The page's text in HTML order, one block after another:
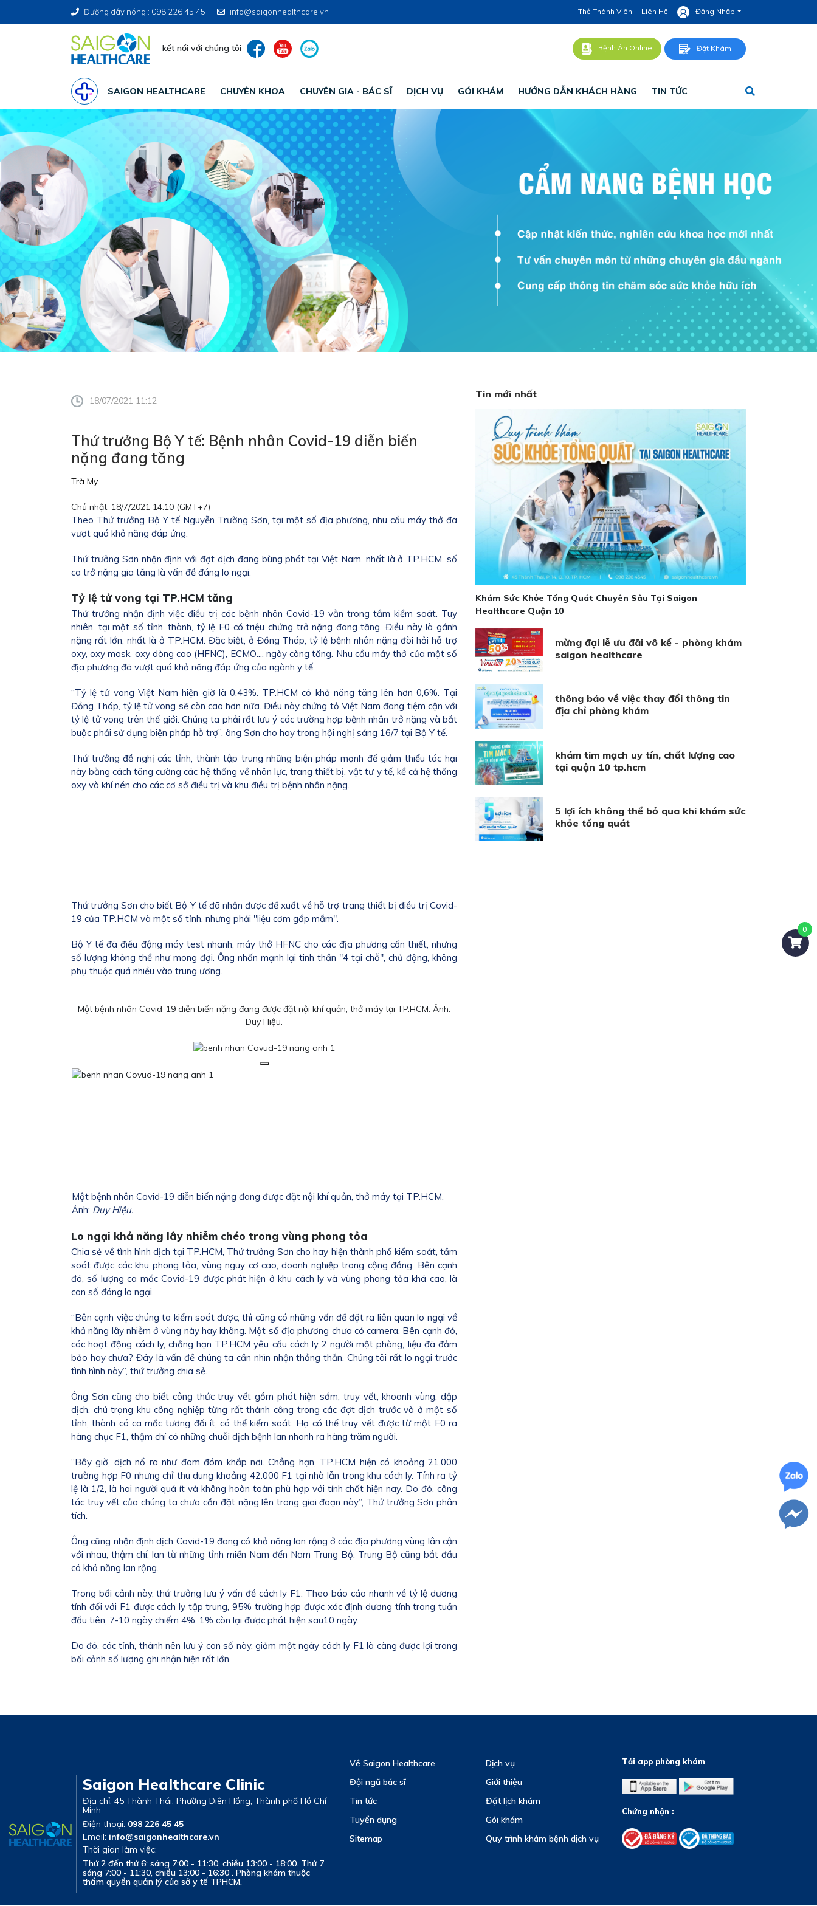
Đường dây nóng : 098 226 45 45 info@saigonhealthcare.vn Thẻ Thành Viên Liên Hệ Đăng Nhập
kết nối với chúng tôi Bệnh Án Online Đặt Khám
SAIGON HEALTHCARE CHUYÊN KHOA CHUYÊN GIA - BÁC SĨ DỊCH VỤ GÓI KHÁM HƯỚNG DẪN KHÁCH HÀNG TIN TỨC
18/07/2021 11:12
Thứ trưởng Bộ Y tế: Bệnh nhân Covid-19 diễn biến
nặng đang tăng
Trà My
Chủ nhật, 18/7/2021 14:10 (GMT+7)
Theo Thứ trưởng Bộ Y tế Nguyễn Trường Sơn, tại một số địa phương, nhu cầu máy thở đã
vượt quá khả năng đáp ứng.
Thứ trưởng Sơn nhận định với đợt dịch đang bùng phát tại Việt Nam, nhất là ở TP.HCM, số
ca trở nặng gia tăng là vấn đề đáng lo ngại.
Tỷ lệ tử vong tại TP.HCM tăng
Thứ trưởng nhận định việc điều trị các bệnh nhân Covid-19 vẫn trong tầm kiểm soát. Tuy
nhiên, tại một số tỉnh, thành, tỷ lệ F0 có triệu chứng trở nặng đang tăng. Điều này là gánh
nặng rất lớn, nhất là ở TP.HCM. Đặc biệt, ở Đồng Tháp, tỷ lệ bệnh nhân nặng đòi hỏi hỗ trợ
oxy, oxy mask, oxy dòng cao (HFNC), ECMO..., ngày càng tăng. Nhu cầu máy thở của một số
địa phương đã vượt quá khả năng đáp ứng của ngành y tế.
“Tỷ lệ tử vong Việt Nam hiện giờ là 0,43%. TP.HCM có khả năng tăng lên hơn 0,6%. Tại
Đồng Tháp, tỷ lệ tử vong sẽ còn cao hơn nữa. Điều này chứng tỏ Việt Nam đang tiệm cận với
tỷ lệ tử vong trên thế giới. Chúng ta phải rất lưu ý các trường hợp bệnh nhân trở nặng và bắt
buộc phải sử dụng biện pháp hỗ trợ”, ông Sơn cho hay trong hội nghị sáng 16/7 tại Bộ Y tế.
Thứ trưởng đề nghị các tỉnh, thành tập trung những biện pháp mạnh để giảm thiểu tác hại
này bằng cách tăng cường các hệ thống về nhân lực, trang thiết bị, vật tư y tế, kể cả hệ thống
oxy và khí nén cho các cơ sở điều trị và khu điều trị bệnh nhân nặng.
Thứ trưởng Sơn cho biết Bộ Y tế đã nhận được đề xuất về hỗ trợ trang thiết bị điều trị Covid-
19 của TP.HCM và một số tỉnh, nhưng phải "liệu cơm gắp mắm".
Bộ Y tế đã điều động máy test nhanh, máy thở HFNC cho các địa phương cần thiết, nhưng
số lượng không thể như mong đợi. Ông nhấn mạnh lại tinh thần "4 tại chỗ", chủ động, không
phụ thuộc quá nhiều vào trung ương.
Một bệnh nhân Covid-19 diễn biến nặng đang được đặt nội khí quản, thở máy tại TP.HCM. Ảnh:
Duy Hiệu.
Một bệnh nhân Covid-19 diễn biến nặng đang được đặt nội khí quản, thở máy tại TP.HCM.
Ảnh: Duy Hiệu.
Lo ngại khả năng lây nhiễm chéo trong vùng phong tỏa
Chia sẻ về tình hình dịch tại TP.HCM, Thứ trưởng Sơn cho hay hiện thành phố kiểm soát, tầm
soát được các khu phong tỏa, vùng nguy cơ cao, doanh nghiệp trong cộng đồng. Bên cạnh
đó, số lượng ca mắc Covid-19 được phát hiện ở khu cách ly và vùng phong tỏa khá cao, là
con số đáng lo ngại.
“Bên cạnh việc chúng ta kiểm soát được, thì cũng có những vấn đề đặt ra liên quan lo ngại về
khả năng lây nhiễm ở vùng này hay không. Một số địa phương chưa có camera. Bên cạnh đó,
các hoạt động cách ly, chẳng hạn TP.HCM yêu cầu cách ly 2 người một phòng, liệu đã đảm
bảo hay chưa? Đây là vấn đề chúng ta cần nhìn nhận thẳng thắn. Chúng tôi rất lo ngại trước
tình hình này”, thứ trưởng chia sẻ.
Ông Sơn cũng cho biết công thức truy vết gồm phát hiện sớm, truy vết, khoanh vùng, dập
dịch, chú trọng khu công nghiệp từng rất thành công trong các đợt dịch trước và ở một số
tỉnh, thành có ca mắc tương đối ít, có thể kiểm soát. Họ có thể truy vết được từ một F0 ra
hàng chục F1, thậm chí có những chuỗi dịch bệnh lan nhanh ra hàng trăm người.
“Bây giờ, dịch nổ ra như đom đóm khắp nơi. Chẳng hạn, TP.HCM hiện có khoảng 21.000
trường hợp F0 nhưng chỉ thu dung khoảng 42.000 F1 tại nhà lẫn trong khu cách ly. Tính ra tỷ
lệ là 1/2, là hai người quá ít và không hoàn toàn phù hợp với tính chất hiện nay. Do đó, công
tác truy vết của chúng ta chưa cần đặt nặng lên trong giai đoạn này”, Thứ trưởng Sơn phân
tích.
Ông cũng nhận định dịch Covid-19 đang có khả năng lan rộng ở các địa phương vùng lân cận
với nhau, thậm chí, lan từ những tỉnh miền Nam đến Nam Trung Bộ. Trung Bộ cũng bắt đầu
có khả năng lan rộng.
Trong bối cảnh này, thứ trưởng lưu ý vấn đề cách ly F1. Theo báo cáo nhanh về tỷ lệ dương
tính đối với F1 được cách ly tập trung, 95% trường hợp được xác định dương tính trong tuần
đầu tiên, 7-10 ngày chiếm 4%. 1% còn lại được phát hiện sau10 ngày.
Do đó, các tỉnh, thành nên lưu ý con số này, giảm một ngày cách ly F1 là càng được lợi trong
bối cảnh số lượng ghi nhận hiện rất lớn.
Tin mới nhất
Khám Sức Khỏe Tổng Quát Chuyên Sâu Tại Saigon
Healthcare Quận 10
mừng đại lễ ưu đãi vô kể - phòng khám
saigon healthcare
thông báo về việc thay đổi thông tin
địa chỉ phòng khám
khám tim mạch uy tín, chất lượng cao
tại quận 10 tp.hcm
5 lợi ích không thể bỏ qua khi khám sức
khỏe tổng quát
Saigon Healthcare Clinic
Địa chỉ: 45 Thành Thái, Phường Diên Hồng, Thành phố Hồ Chí
Minh
Điện thoại: 098 226 45 45
Email: info@saigonhealthcare.vn
Thời gian làm việc:
Thứ 2 đến thứ 6: sáng 7:00 - 11:30, chiều 13:00 - 18:00. Thứ 7
sáng 7:00 - 11:30, chiều 13:00 - 16:30 . Phòng khám thuộc
thẩm quyền quản lý của sở y tế TPHCM.
Về Saigon Healthcare
Đội ngũ bác sĩ
Tin tức
Tuyển dụng
Sitemap
Dịch vụ
Giới thiệu
Đặt lịch khám
Gói khám
Quy trình khám bệnh dịch vụ
Tải app phòng khám
Chứng nhận :